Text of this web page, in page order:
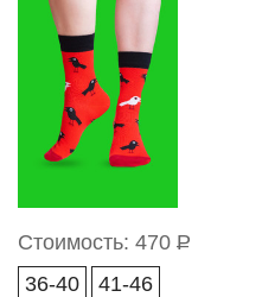
Стоимость: 470 Р
36-40
41-46